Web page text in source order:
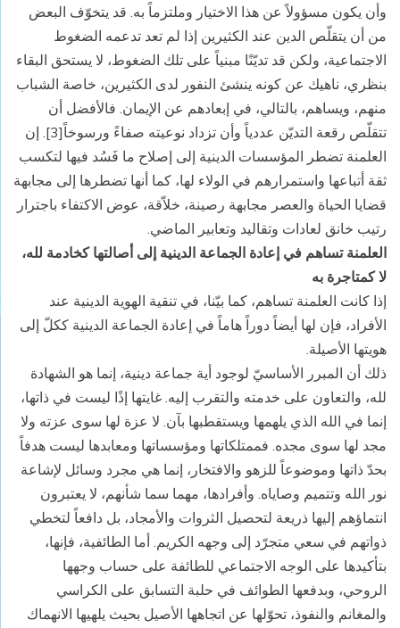
وأن يكون مسؤولاً عن هذا الاختيار وملتزماً به. قد يتخوّف البعض
من أن يتقلّص الدين عند الكثيرين إذا لم تعد تدعمه الضغوط
الاجتماعية، ولكن قد تديّنًا مبنياً على تلك الضغوط، لا يستحق البقاء
بنظري، ناهيك عن كونه ينشئ النفور لدى الكثيرين، خاصة الشباب
منهم، ويساهم، بالتالي، في إبعادهم عن الإيمان. فالأفضل أن
تتقلّص رقعة التديّن عددياً وأن تزداد نوعيته صفاءً ورسوخاً[3]. إن
العلمنة تضطر المؤسسات الدينية إلى إصلاح ما فَسُد فيها لتكسب
ثقة أتباعها واستمرارهم في الولاء لها، كما أنها تضطرها إلى مجابهة
قضايا الحياة والعصر مجابهة رصينة، خلاّقة، عوض الاكتفاء باجترار
رتيب خانق لعادات وتقاليد وتعابير الماضي.
العلمنة تساهم في إعادة الجماعة الدينية إلى أصالتها كخادمة لله،
لا كمتاجرة به
إذا كانت العلمنة تساهم، كما بيّنا، في تنقية الهوية الدينية عند
الأفراد، فإن لها أيضاً دوراً هاماً في إعادة الجماعة الدينية ككلّ إلى
هويتها الأصيلة.
ذلك أن المبرر الأساسيّ لوجود أية جماعة دينية، إنما هو الشهادة
لله، والتعاون على خدمته والتقرب إليه. غايتها إذًا ليست في ذاتها،
إنما في الله الذي يلهمها ويستقطبها بآن. لا عزة لها سوى عزته ولا
مجد لها سوى مجده. فممتلكاتها ومؤسساتها ومعابدها ليست هدفاً
بحدّ ذاتها وموضوعاً للزهو والافتخار، إنما هي مجرد وسائل لإشاعة
نور الله وتتميم وصاياه. وأفرادها، مهما سما شأنهم، لا يعتبرون
انتماؤهم إليها ذريعة لتحصيل الثروات والأمجاد، بل دافعاً لتخطي
ذواتهم في سعي متجرّد إلى وجهه الكريم. أما الطائفية، فإنها،
بتأكيدها على الوجه الاجتماعي للطائفة على حساب وجهها
الروحي، وبدفعها الطوائف في حلبة التسابق على الكراسي
والمغانم والنفوذ، تحوّلها عن اتجاهها الأصيل بحيث يلهيها الانهماك